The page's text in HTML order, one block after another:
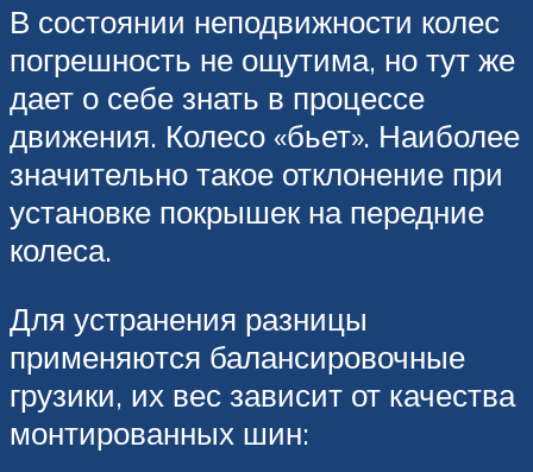
В состоянии неподвижности колес
погрешность не ощутима, но тут же
дает о себе знать в процессе
движения. Колесо «бьет». Наиболее
значительно такое отклонение при
установке покрышек на передние
колеса.
Для устранения разницы
применяются балансировочные
грузики, их вес зависит от качества
монтированных шин: